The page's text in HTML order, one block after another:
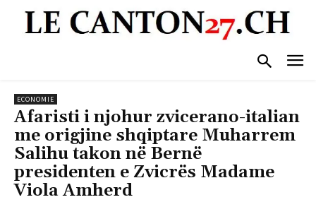
ECONOMIE
Afaristi i njohur zvicerano-italian
me origjine shqiptare Muharrem
Salihu takon në Bernë
presidenten e Zvicrës Madame
Viola Amherd